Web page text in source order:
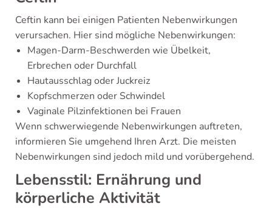
Ceftin kann bei einigen Patienten Nebenwirkungen
verursachen. Hier sind mögliche Nebenwirkungen:
Magen-Darm-Beschwerden wie Übelkeit,
Erbrechen oder Durchfall
Hautausschlag oder Juckreiz
Kopfschmerzen oder Schwindel
Vaginale Pilzinfektionen bei Frauen
Wenn schwerwiegende Nebenwirkungen auftreten,
informieren Sie umgehend Ihren Arzt. Die meisten
Nebenwirkungen sind jedoch mild und vorübergehend.
Lebensstil: Ernährung und
körperliche Aktivität